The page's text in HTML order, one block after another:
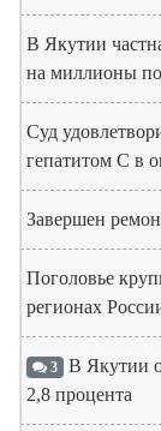
В Якутии
на миллионы
Суд
гепатитом С в
Завершен
Поголовье
регионах
3 В Якутии
2,8 процента